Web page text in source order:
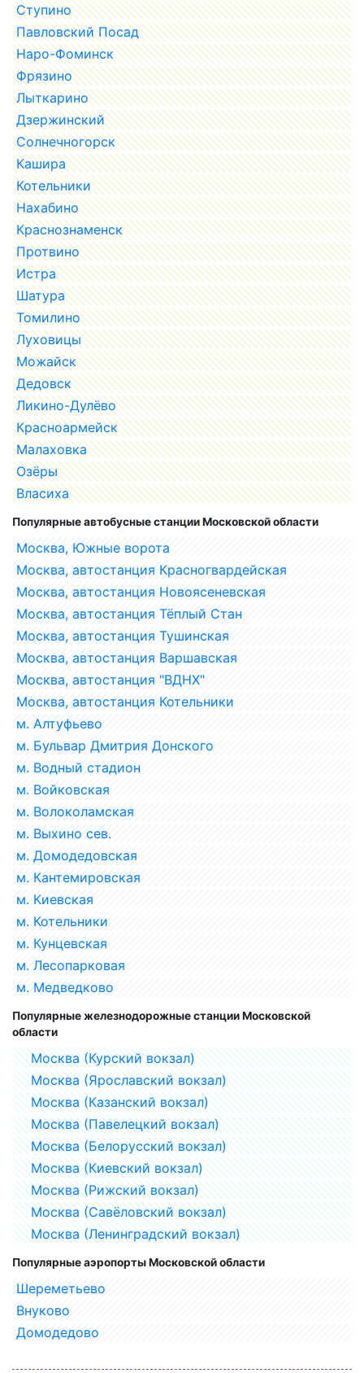
Ступино
Павловский Посад
Наро-Фоминск
Фрязино
Лыткарино
Дзержинский
Солнечногорск
Кашира
Котельники
Нахабино
Краснознаменск
Протвино
Истра
Шатура
Томилино
Луховицы
Можайск
Дедовск
Ликино-Дулёво
Красноармейск
Малаховка
Озёры
Власиха
Популярные автобусные станции Московской области
Москва, Южные ворота
Москва, автостанция Красногвардейская
Москва, автостанция Новоясеневская
Москва, автостанция Тёплый Стан
Москва, автостанция Тушинская
Москва, автостанция Варшавская
Москва, автостанция "ВДНХ"
Москва, автостанция Котельники
м. Алтуфьево
м. Бульвар Дмитрия Донского
м. Водный стадион
м. Войковская
м. Волоколамская
м. Выхино сев.
м. Домодедовская
м. Кантемировская
м. Киевская
м. Котельники
м. Кунцевская
м. Лесопарковая
м. Медведково
Популярные железнодорожные станции Московской
области
Москва (Курский вокзал)
Москва (Ярославский вокзал)
Москва (Казанский вокзал)
Москва (Павелецкий вокзал)
Москва (Белорусский вокзал)
Москва (Киевский вокзал)
Москва (Рижский вокзал)
Москва (Савёловский вокзал)
Москва (Ленинградский вокзал)
Популярные аэропорты Московской области
Шереметьево
Внуково
Домодедово